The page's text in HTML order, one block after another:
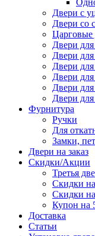
Двери с
Двери со
Царговые
Двери
Двери
Двери
Двери
Двери
Двери для
Фурнитура
Ручки
Для
Замки,
Двери на заказ
Скидки/Акции
Третья
Скидки
Скидки
Купон на
Доставка
Статьи